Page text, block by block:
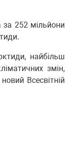
за 252 мільйони
найбільш
змін,
Всесвітній